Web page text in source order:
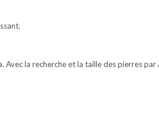
la recherche et la taille des pierres